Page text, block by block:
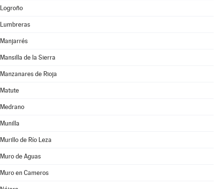
Logroño
Lumbreras
Manjarrés
Mansilla de la Sierra
Manzanares de Rioja
Matute
Medrano
Munilla
Murillo de Río Leza
Muro de Aguas
Muro en Cameros